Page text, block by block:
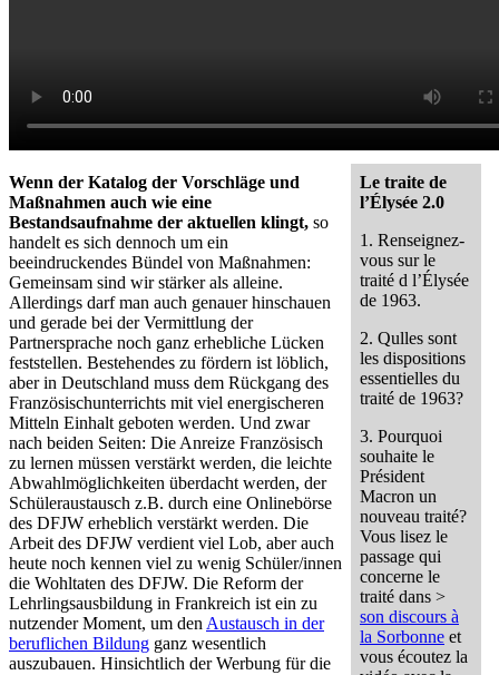
Le traite de
l’Élysée 2.0
1. Renseignez-
vous sur le
traité d l’Élysée
de 1963.
2. Qulles sont
les dispositions
essentielles du
traité de 1963?
3. Pourquoi
souhaite le
Président
Macron un
nouveau traité?
Vous lisez le
passage qui
concerne le
traité dans >
son discours à
la Sorbonne et
vous écoutez la
Wenn der Katalog der Vorschläge und
Maßnahmen auch wie eine
Bestandsaufnahme der aktuellen klingt, so
handelt es sich dennoch um ein
beeindruckendes Bündel von Maßnahmen:
Gemeinsam sind wir stärker als alleine.
Allerdings darf man auch genauer hinschauen
und gerade bei der Vermittlung der
Partnersprache noch ganz erhebliche Lücken
feststellen. Bestehendes zu fördern ist löblich,
aber in Deutschland muss dem Rückgang des
Französischunterrichts mit viel energischeren
Mitteln Einhalt geboten werden. Und zwar
nach beiden Seiten: Die Anreize Französisch
zu lernen müssen verstärkt werden, die leichte
Abwahlmöglichkeiten überdacht werden, der
Schüleraustausch z.B. durch eine Onlinebörse
des DFJW erheblich verstärkt werden. Die
Arbeit des DFJW verdient viel Lob, aber auch
heute noch kennen viel zu wenig Schüler/innen
die Wohltaten des DFJW. Die Reform der
Lehrlingsausbildung in Frankreich ist ein zu
nutzender Moment, um den Austausch in der
beruflichen Bildung ganz wesentlich
auszubauen. Hinsichtlich der Werbung für die